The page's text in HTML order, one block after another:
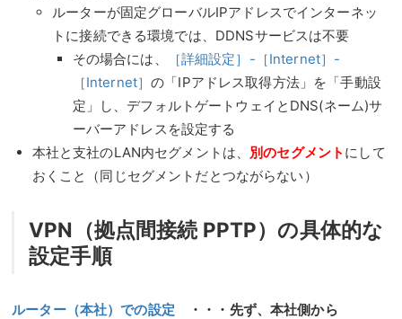
ルーターが固定グローバルIPアドレスでインターネッ
トに接続できる環境では、DDNSサービスは不要
その場合には、
［詳細設定］-［Internet］-
［Internet］の「IPアドレス取得方法」を「手動設
定」し、デフォルトゲートウェイとDNS(ネーム)サ
ーバーアドレスを設定する
本社と支社のLAN内セグメントは、 別のセグメント にして
おくこと（同じセグメントだとつながらない）
VPN（拠点間接続 PPTP）の具体的な
設定手順
ルーター（本社）での設定 ・・・先ず、本社側から